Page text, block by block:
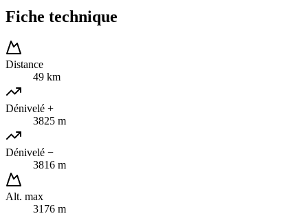
Fiche technique
Distance
49 km
Dénivelé +
3825 m
Dénivelé −
3816 m
Alt. max
3176 m